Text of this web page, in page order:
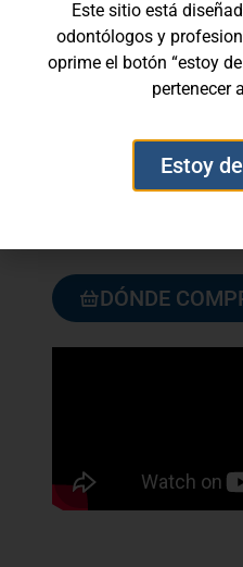
segundos
Continúe con lo
*Cualquier residuo
*Manténgase en un
los rayos del sol
DÓNDE
Este sitio está
odontólogos y
oprime el botón “estoy
pertenecer
Estoy